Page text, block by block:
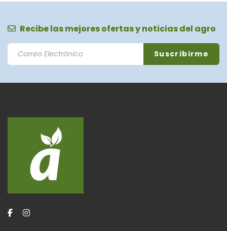
Recibe las mejores ofertas y noticias del agro